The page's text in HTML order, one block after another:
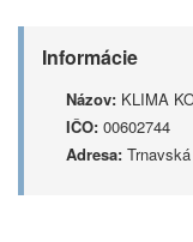
Informácie
Názov: KLIMA
IČO: 00602744
Adresa: